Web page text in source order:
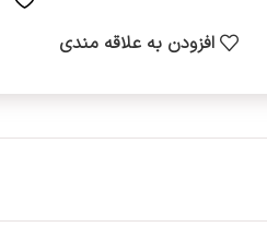
افزودن به علاقه مندی